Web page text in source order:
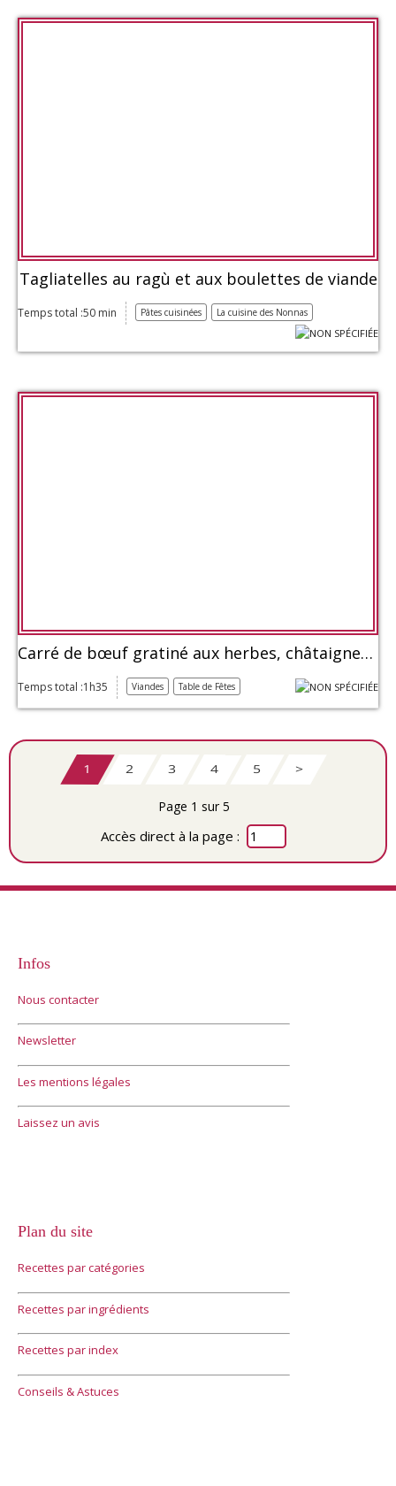
Tagliatelles au ragù et aux boulettes de viande
Temps total :50 min Pâtes cuisinées La cuisine des Nonnas
Carré de bœuf gratiné aux herbes, châtaignes et échalotes
Temps total :1h35 Viandes Table de Fêtes
1 2 3 4 5 >
Page 1 sur 5
Accès direct à la page :
Infos
Nous contacter
Newsletter
Les mentions légales
Laissez un avis
Plan du site
Recettes par catégories
Recettes par ingrédients
Recettes par index
Conseils & Astuces